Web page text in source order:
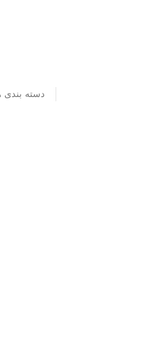
دسته بندی